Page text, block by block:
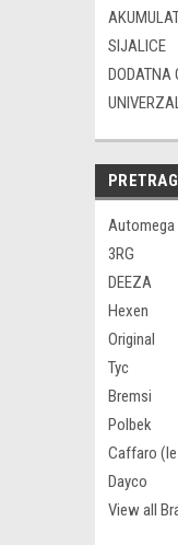
SIJALICE
DODATNA
Automega
3RG
DEEZA
Hexen
Original
Tyc
Bremsi
Polbek
Caffaro
Dayco
View all